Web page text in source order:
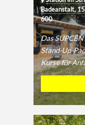
Badeanstalt,
600
Das
Stand-Up-
Kurse für